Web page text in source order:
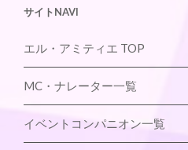
サイトNAVI
エル・アミティエ TOP
MC・ナレーター一覧
イベントコンパニオン一覧